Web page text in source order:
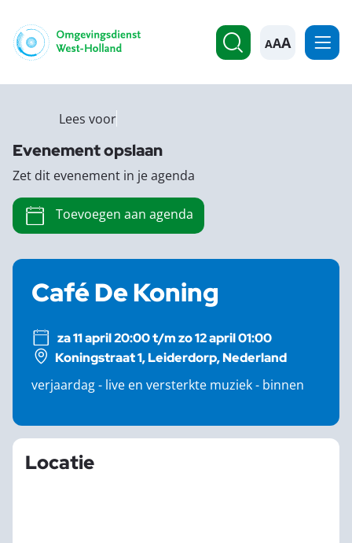
A
Café De Koning
za 11 april 20:00 t/m zo 12 april 01:00
Koningstraat 1, Leiderdorp, Nederland
verjaardag - live en versterkte muziek - binnen
Locatie
Lees voor
Evenement opslaan
Zet dit evenement in je agenda
Toevoegen aan agenda